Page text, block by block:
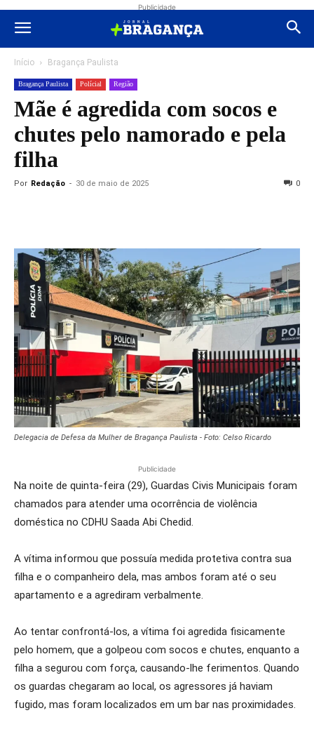
Publicidade
Início Bragança Paulista
Bragança Paulista Polícial Região
Mãe é agredida com socos e
chutes pelo namorado e pela
filha
Por Redação - 30 de maio de 2025 0
Delegacia de Defesa da Mulher de Bragança Paulista - Foto: Celso Ricardo
Publicidade
Na noite de quinta-feira (29), Guardas Civis Municipais foram
chamados para atender uma ocorrência de violência
doméstica no CDHU Saada Abi Chedid.
A vítima informou que possuía medida protetiva contra sua
filha e o companheiro dela, mas ambos foram até o seu
apartamento e a agrediram verbalmente.
Ao tentar confrontá-los, a vítima foi agredida fisicamente
pelo homem, que a golpeou com socos e chutes, enquanto a
filha a segurou com força, causando-lhe ferimentos. Quando
os guardas chegaram ao local, os agressores já haviam
fugido, mas foram localizados em um bar nas proximidades.